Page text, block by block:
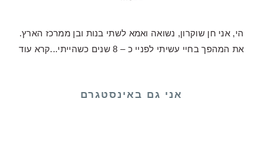
הי, אני חן שוקרון, נשואה ואמא לשתי בנות ובן ממרכז הארץ.
את המהפך בחיי עשיתי לפניי כ – 8 שנים כשהייתי...
קרא עוד
אני גם באינסטגרם